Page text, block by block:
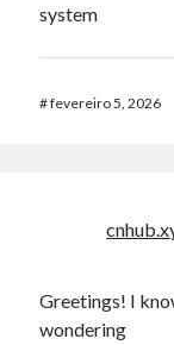
system
#fevereiro 5, 2026
Greetings! I
wondering